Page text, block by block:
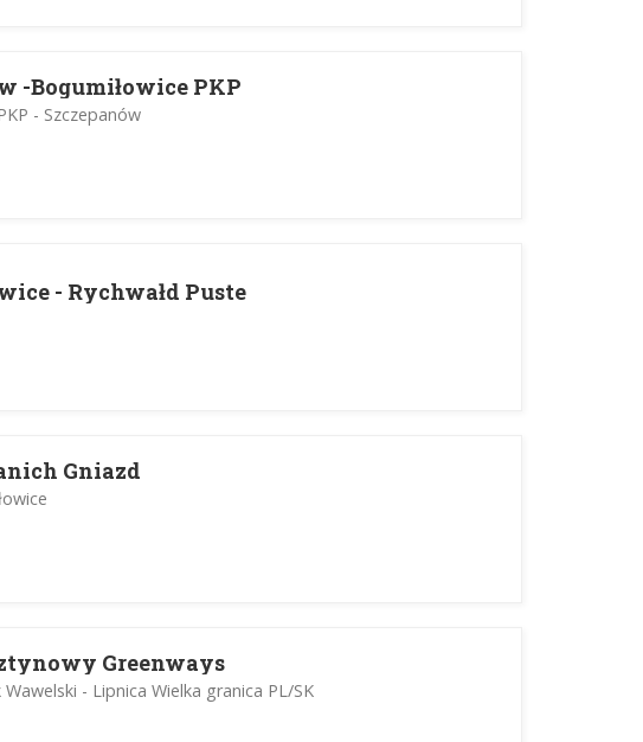
-Bogumiłowice PKP
- Szczepanów
- Rychwałd Puste
Gniazd
Greenways
- Lipnica Wielka granica PL/SK